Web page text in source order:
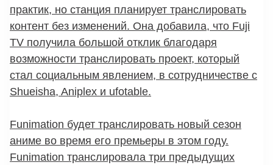
практик, но станция планирует транслировать
контент без изменений. Она добавила, что Fuji
TV получила большой отклик благодаря
возможности транслировать проект, который
стал социальным явлением, в сотрудничестве с
Shueisha, Aniplex и ufotable.
Funimation будет транслировать новый сезон
аниме во время его премьеры в этом году.
Funimation транслировала три предыдущих